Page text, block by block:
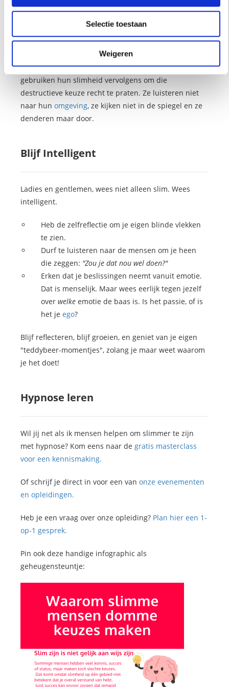
Selectie toestaan
Weigeren
te verstoffen?
Ik kon die stoel betalen. En ja, ik gebruik hem elke dag.
Dus in mijn wereld is het een goede keuze. Maar veel
slimme mensen slaan door. Ze laten zich leiden door
een emotie (angst, bewijsdrang, hebzucht) en
gebruiken hun slimheid vervolgens om die
destructieve keuze recht te praten. Ze luisteren niet
naar hun omgeving, ze kijken niet in de spiegel en ze
denderen maar door.
Blijf Intelligent
Ladies en gentlemen, wees niet alleen slim. Wees
intelligent.
Heb de zelfreflectie om je eigen blinde vlekken
te zien.
Durf te luisteren naar de mensen om je heen
die zeggen: "Zou je dat nou wel doen?"
Erken dat je beslissingen neemt vanuit emotie.
Dat is menselijk. Maar wees eerlijk tegen jezelf
overwelke emotie de baas is. Is het passie, of is
het jeego?
Blijf reflecteren, blijf groeien, en geniet van je eigen
"teddybeer-momentjes", zolang je maar weet waarom
je het doet!
Hypnose leren
Wil jij net als ik mensen helpen om slimmer te zijn
met hypnose? Kom eens naar de gratis masterclass
voor een kennismaking.
Of schrijf je direct in voor een van onze evenementen
en opleidingen.
Heb je een vraag over onze opleiding? Plan hier een 1-
op-1 gesprek.
Pin ook deze handige infographic als
geheugensteuntje: